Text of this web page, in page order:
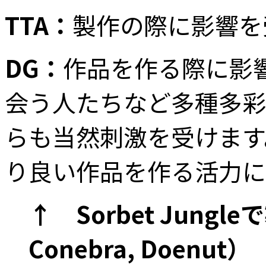
TTA： 製作の際に影響
DG： 作品を作る際に影
会う人たちなど多種多
らも当然刺激を受けま
り良い作品を作る活力
↑ Sorbet Jungleで
Conebra, Doenut）